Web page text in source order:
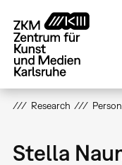
zum
Inhalt
Research
Stella